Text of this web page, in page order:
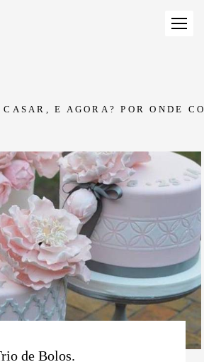
CASAR, E AGORA? POR ONDE
de Bolos.